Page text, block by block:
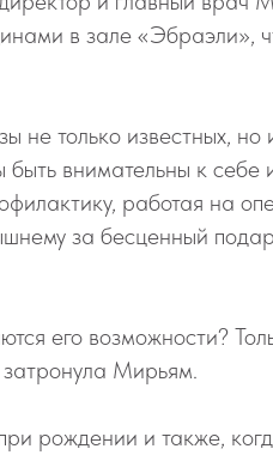
в зале «Эбраэли»,
не только известных,
внимательны к себе
работая на
за бесценный
его возможности?
Мирьям.
рождении и также,